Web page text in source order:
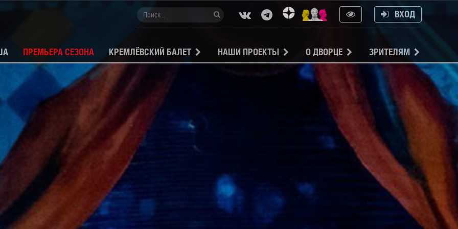
ВХОД
ПРЕМЬЕРА СЕЗОНА КРЕМЛЁВСКИЙ БАЛЕТ НАШИ ПРОЕКТЫ О ДВОРЦЕ ЗРИТЕЛЯМ